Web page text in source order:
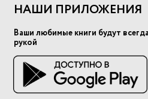
НАШИ ПРИЛОЖЕНИЯ
Ваши любимые книги будут
рукой